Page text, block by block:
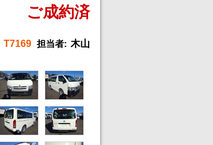
ご成約済
T7169 担当者: 木山